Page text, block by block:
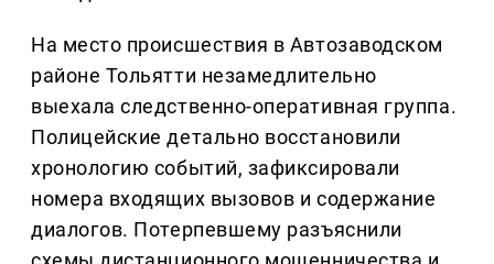
На место происшествия в Автозаводском
районе Тольятти незамедлительно
выехала следственно-оперативная группа.
Полицейские детально восстановили
хронологию событий, зафиксировали
номера входящих вызовов и содержание
диалогов. Потерпевшему разъяснили